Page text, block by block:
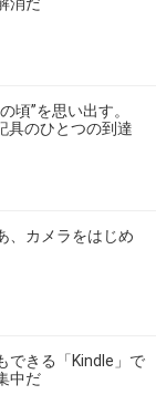
頃”を思い出す。
具のひとつの到達
、カメラをはじめ
できる「Kindle」で
中だ